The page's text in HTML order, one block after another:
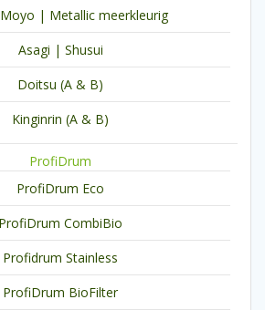
| Metallic meerkleurig
Asagi | Shusui
Doitsu (A & B)
Kinginrin (A & B)
ProfiDrum
ProfiDrum Eco
ProfiDrum CombiBio
Profidrum Stainless
ProfiDrum BioFilter